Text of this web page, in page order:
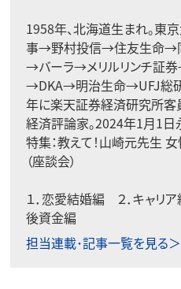
1958年、北海道生まれ。東
事→野村投信→住友生命→
→バーラ→メリルリンチ証
→DKA→明治生命→UFJ総
年に楽天証券経済研究所客
経済評論家。2024年1月1日
特集：教えて！山崎元先生
（座談会）
１． 恋愛結婚編 ２．キャリア
後資金編
担当連載･記事一覧を見る＞